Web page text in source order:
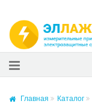
Главная Каталог